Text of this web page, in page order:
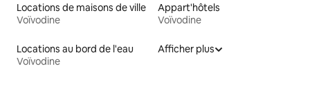
Locations de maisons de ville
Voïvodine
Appart'hôtels
Voïvodine
Locations au bord de l'eau
Voïvodine
Afficher plus